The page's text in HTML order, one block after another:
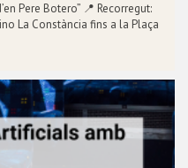
Pere Botero” 📍 Recorregut:
La Constància fins a la Plaça